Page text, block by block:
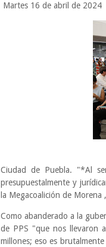
Martes 16 de abril de 2024
Ciudad de Puebla. "*Al
presupuestalmente y
la Megacoalición de
Como abanderado a la
de PPS "que nos llevaron
millones; eso es